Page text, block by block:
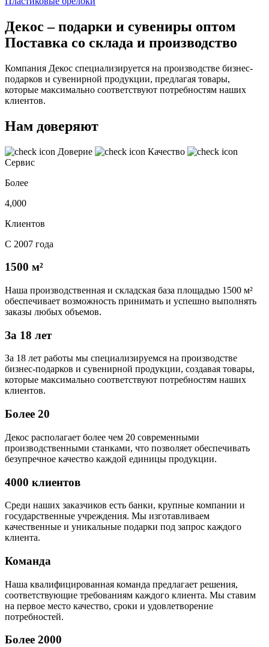
Декос – подарки и сувениры оптом
Поставка со склада и производство
Компания Декос специализируется на производстве бизнес-
подарков и сувенирной продукции, предлагая товары,
которые максимально соответствуют потребностям наших
клиентов.
Нам доверяют
Доверие
Качество
Сервис
Более
4,000
Клиентов
С 2007 года
1500 м²
Наша производственная и складская база площадью 1500 м²
обеспечивает возможность принимать и успешно выполнять
заказы любых объемов.
За 18 лет
За 18 лет работы мы специализируемся на производстве
бизнес-подарков и сувенирной продукции, создавая товары,
которые максимально соответствуют потребностям наших
клиентов.
Более 20
Декос располагает более чем 20 современными
производственными станками, что позволяет обеспечивать
безупречное качество каждой единицы продукции.
4000 клиентов
Среди наших заказчиков есть банки, крупные компании и
государственные учреждения. Мы изготавливаем
качественные и уникальные подарки под запрос каждого
клиента.
Команда
Наша квалифицированная команда предлагает решения,
соответствующие требованиям каждого клиента. Мы ставим
на первое место качество, сроки и удовлетворение
потребностей.
Более 2000